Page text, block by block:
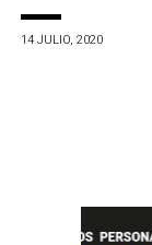
14 JULIO, 2020